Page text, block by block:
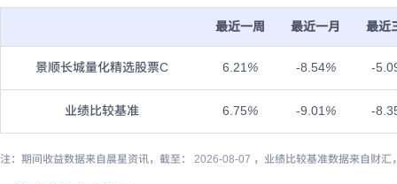
最近一周 最近一月 最近
景顺长城量化精选股票C 6.21 % -8.54% -
业绩比较基准 6.75% -9.01 % -
注：期间收益数据来自晨星资讯，截至： 2026-08-07 ，业绩比较基准数据来自财